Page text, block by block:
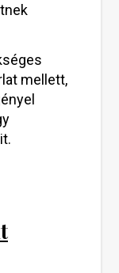
mellett,